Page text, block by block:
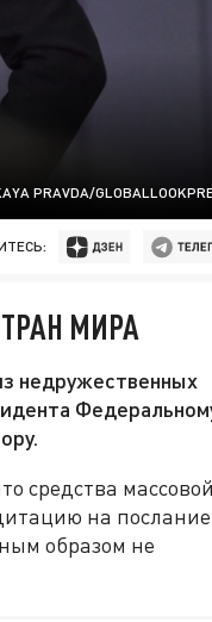
PRAVDA/
МИРА
недружественных
средства массовой
на послание
образом не